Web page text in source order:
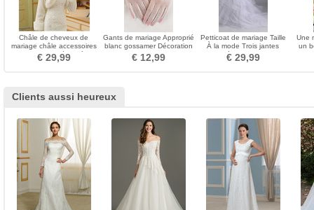
Châle de cheveux de
mariage châle accessoires
de mariage épais à
manches longues automne
€ 29,99
Gants de mariage Approprié
blanc gossamer Décoration
Doigt entier
€ 12,99
Petticoat de mariage Taille
À la mode Trois jantes
Sirène Fort net
€ 29,99
Une
un
Clients aussi heureux